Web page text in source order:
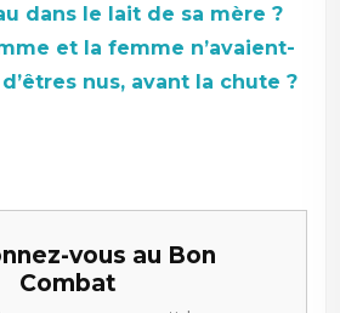
dans le lait de sa mère ?
et la femme n’avaient-
nus, avant la chute ?
vous au Bon
Combat